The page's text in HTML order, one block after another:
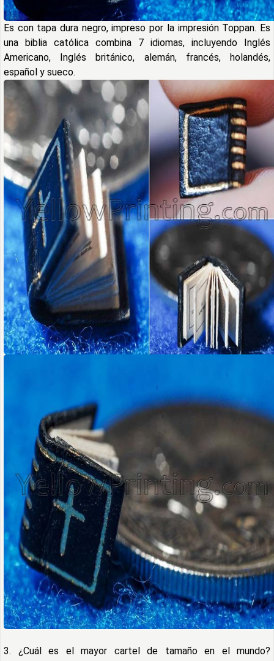
Es con tapa dura negro, impreso por la impresión Toppan. Es
una biblia católica combina 7 idiomas, incluyendo Inglés
Americano, Inglés británico, alemán, francés, holandés,
español y sueco.
3. ¿Cuál es el mayor cartel de tamaño en el mundo?